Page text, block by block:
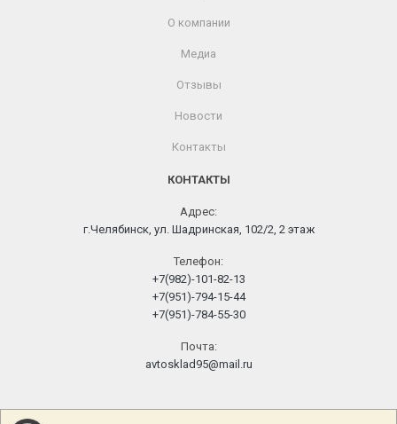
О компании
Медиа
Отзывы
Новости
Контакты
КОНТАКТЫ
Адрес:
г.Челябинск, ул. Шадринская, 102/2, 2 этаж
Телефон:
+7(982)-101-82-13
+7(951)-794-15-44
+7(951)-784-55-30
Почта:
avtosklad95@mail.ru